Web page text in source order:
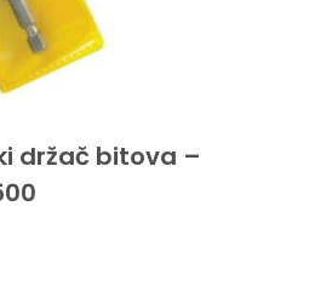
držač bitova –